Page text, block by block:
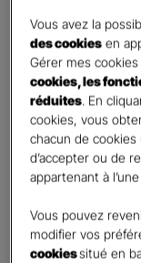
Civilité *
Madame
Monsieur
Contact*
First
Téléphone*
United
States
+1
E-mail*
Vous avez la
des cookies en
Gérer mes
cookies, les
réduites. En
cookies, vous
chacun de cookies
d’accepter ou de
appartenant à
Vous pouvez
modifier vos
cookiessitué en